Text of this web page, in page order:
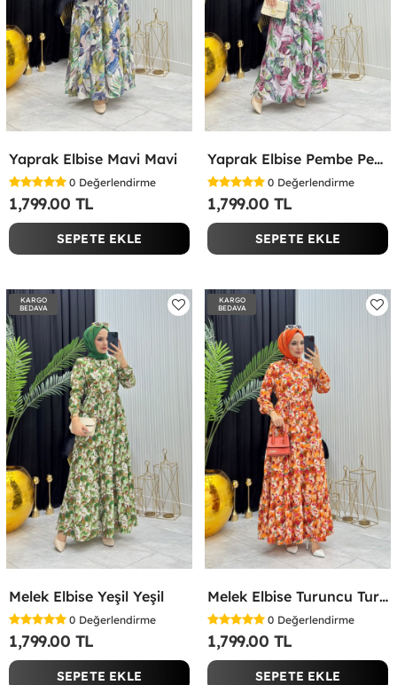
Yaprak Elbise Mavi Mavi
0 Değerlendirme
1,799.00 TL
SEPETE EKLE
Yaprak Elbise Pembe Pembe
0 Değerlendirme
1,799.00 TL
SEPETE EKLE
KARGO
BEDAVA
Melek Elbise Yeşil Yeşil
0 Değerlendirme
1,799.00 TL
SEPETE EKLE
KARGO
BEDAVA
Melek Elbise Turuncu Turuncu
0 Değerlendirme
1,799.00 TL
SEPETE EKLE